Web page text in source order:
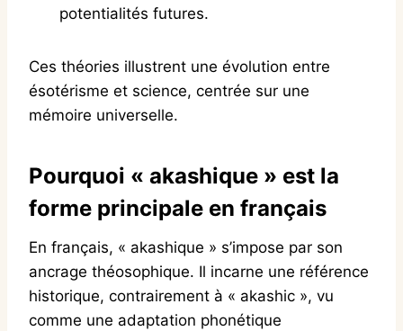
potentialités futures.
Ces théories illustrent une évolution entre
ésotérisme et science, centrée sur une
mémoire universelle.
Pourquoi « akashique » est la
forme principale en français
En français, « akashique » s’impose par son
ancrage théosophique. Il incarne une référence
historique, contrairement à « akashic », vu
comme une adaptation phonétique